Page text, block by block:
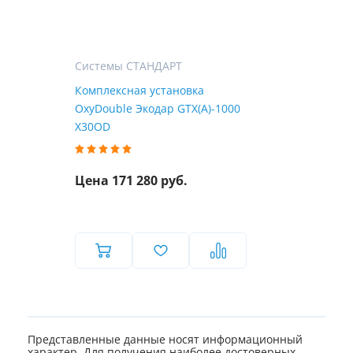
Системы СТАНДАРТ
Комплексная установка
OxyDouble Экодар GTX(A)-1000
X30OD
Цена 171 280 руб.
Представленные данные носят информационный